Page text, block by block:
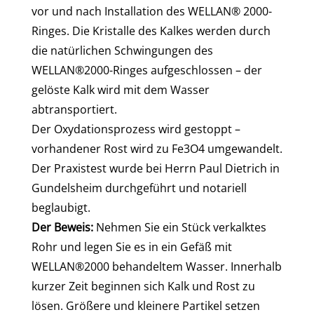
vor und nach Installation des WELLAN® 2000-
Ringes. Die Kristalle des Kalkes werden durch
die natürlichen Schwingungen des
WELLAN®2000-Ringes aufgeschlossen – der
gelöste Kalk wird mit dem Wasser
abtransportiert.
Der Oxydationsprozess wird gestoppt –
vorhandener Rost wird zu Fe3O4 umgewandelt.
Der Praxistest wurde bei Herrn Paul Dietrich in
Gundelsheim durchgeführt und notariell
beglaubigt.
Der Beweis:Nehmen Sie ein Stück verkalktes
Rohr und legen Sie es in ein Gefäß mit
WELLAN®2000 behandeltem Wasser. Innerhalb
kurzer Zeit beginnen sich Kalk und Rost zu
lösen. Größere und kleinere Partikel setzen